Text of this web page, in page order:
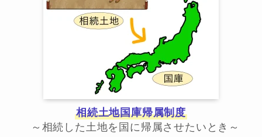
相続土地国庫帰属制度
～相続した土地を国に帰属させたいとき～